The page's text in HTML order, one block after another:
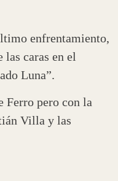
enfrentamiento,
caras en el
Luna”.
Ferro pero con la
Villa y las